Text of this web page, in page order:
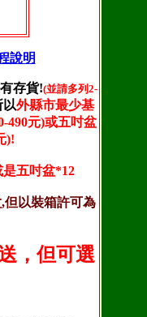
說明
存貨!(並請多列2-
以外縣市最少基
490元)或五吋盆
)!
五吋盆*12
但以裝箱許可為
，但可選